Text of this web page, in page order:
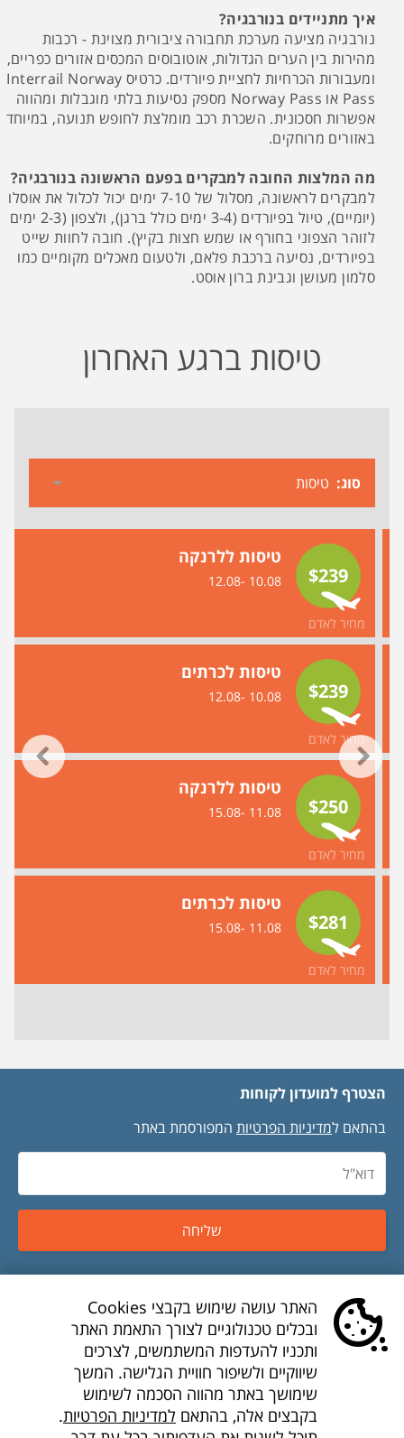
איך מתניידים בנורבגיה?
נורבגיה מציעה מערכת תחבורה ציבורית מצוינת - רכבות
מהירות בין הערים הגדולות, אוטובוסים המכסים אזורים כפריים,
ומעבורות הכרחיות לחציית פיורדים. כרטיס Interrail Norway
Pass או Norway Pass מספק נסיעות בלתי מוגבלות ומהווה
אפשרות חסכונית. השכרת רכב מומלצת לחופש תנועה, במיוחד
באזורים מרוחקים.
מה המלצות החובה למבקרים בפעם הראשונה בנורבגיה?
למבקרים לראשונה, מסלול של 7-10 ימים יכול לכלול את אוסלו
(יומיים), טיול בפיורדים (3-4 ימים כולל ברגן), ולצפון (2-3 ימים
לזוהר הצפוני בחורף או שמש חצות בקיץ). חובה לחוות שייט
בפיורדים, נסיעה ברכבת פלאם, ולטעום מאכלים מקומיים כמו
סלמון מעושן וגבינת ברון אוסט.
טיסות ברגע האחרון
סוג
$239
מחיר לאדם
טיסות ללרנקה
10.08 -12.08
$239
מחיר לאדם
טיסות לכרתים
10.08 -12.08
$250
מחיר לאדם
טיסות ללרנקה
11.08 -15.08
$281
מחיר לאדם
טיסות לכרתים
11.08 -15.08
הצטרף למועדון לקוחות
בהתאם למדיניות הפרטיות המפורסמת באתר
שליחה
טיסות זולות
טיסות לואו קוסט
דילים לואו קוסט
חברות תעופה
האתר עושה שימוש בקבצי Cookies
ובכלים טכנולוגיים לצורך התאמת האתר
ותכניו להעדפות המשתמשים, לצרכים
שיווקיים ולשיפור חוויית הגלישה. המשך
שימושך באתר מהווה הסכמה לשימוש
בקבצים אלה, בהתאם למדיניות הפרטיות.